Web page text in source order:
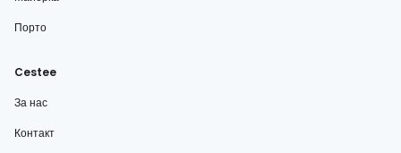
Порто
Cestee
За нас
Контакт